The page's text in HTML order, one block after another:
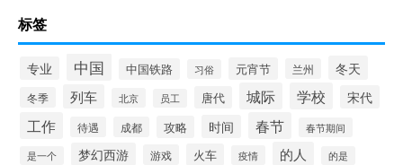
标签
专业 中国 中国铁路 习俗 元宵节 兰州 冬天
冬季 列车 北京 员工 唐代 城际 学校 宋代
工作 待遇 成都 攻略 时间 春节 春节期间
是一个 梦幻西游 游戏 火车 疫情 的人 的是